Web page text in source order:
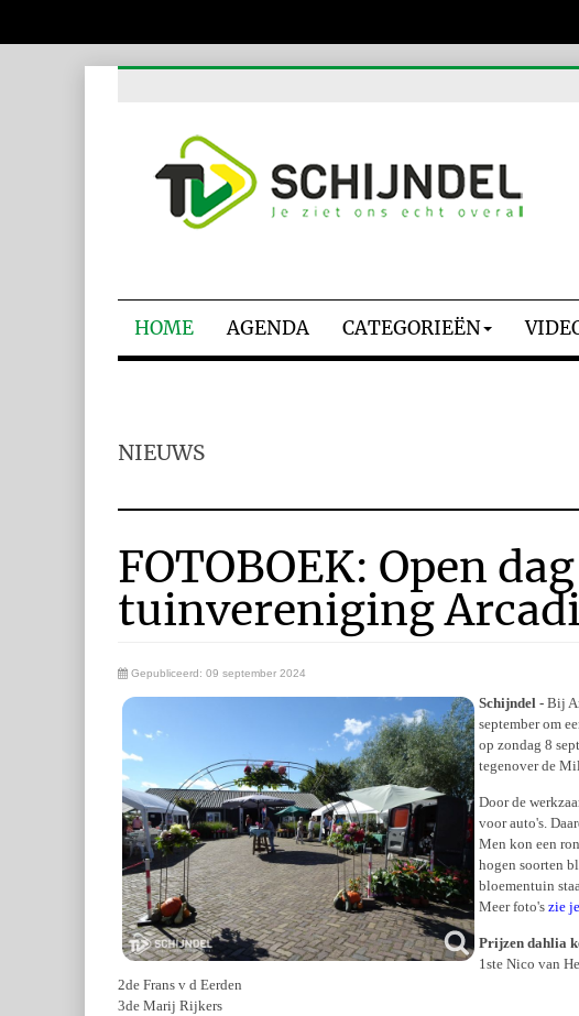
HOME AGENDA CATEGORIEËN
NIEUWS
FOTOBOEK: Open
tuinvereniging
Gepubliceerd: 09 september 2024
Schijndel - Bij
september om
op zondag 8
tegenover de
Door de
voor auto's.
Men kon een
hogen soorten
bloementuin
Meer foto's zie
Prijzen dahlia
1ste Nico van
2de Frans v d Eerden
3de Marij Rijkers